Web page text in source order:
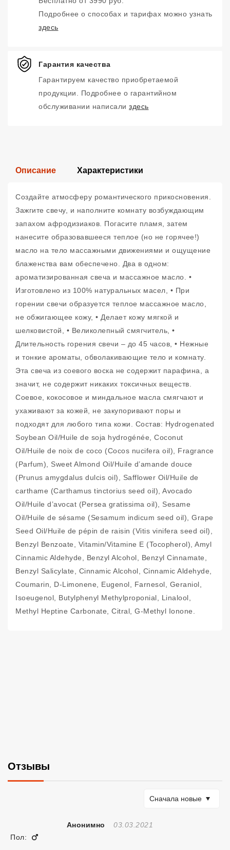
Подробнее о способах и тарифах можно узнать
здесь
Гарантия качества
Гарантируем качество приобретаемой
продукции. Подробнее о гарантийном
обслуживании написали здесь
Описание Характеристики
Создайте атмосферу романтического прикосновения.
Зажгите свечу, и наполните комнату возбуждающим
запахом афродизиаков. Погасите пламя, затем
нанесите образовавшееся теплое (но не горячее!)
масло на тело массажными движениями и ощущение
блаженства вам обеспечено. Два в одном:
ароматизированная свеча и массажное масло. •
Изготовлено из 100% натуральных масел, • При
горении свечи образуется теплое массажное масло,
не обжигающее кожу, • Делает кожу мягкой и
шелковистой, • Великолепный смягчитель, •
Длительность горения свечи – до 45 часов, • Нежные
и тонкие ароматы, обволакивающие тело и комнату.
Эта свеча из соевого воска не содержит парафина, а
значит, не содержит никаких токсичных веществ.
Соевое, кокосовое и миндальное масла смягчают и
ухаживают за кожей, не закупоривают поры и
подходят для любого типа кожи. Состав: Hydrogenated
Soybean Oil/Huile de soja hydrogénée, Coconut
Oil/Huile de noix de coco (Cocos nucifera oil), Fragrance
(Parfum), Sweet Almond Oil/Huile d’amande douce
(Prunus amygdalus dulcis oil), Safflower Oil/Huile de
carthame (Carthamus tinctorius seed oil), Avocado
Oil/Huile d’avocat (Persea gratissima oil), Sesame
Oil/Huile de sésame (Sesamum indicum seed oil), Grape
Seed Oil/Huile de pépin de raisin (Vitis vinifera seed oil),
Benzyl Benzoate, Vitamin/Vitamine E (Tocopherol), Amyl
Cinnamic Aldehyde, Benzyl Alcohol, Benzyl Cinnamate,
Benzyl Salicylate, Cinnamic Alcohol, Cinnamic Aldehyde,
Coumarin, D-Limonene, Eugenol, Farnesol, Geraniol,
Isoeugenol, Butylphenyl Methylproponial, Linalool,
Methyl Heptine Carbonate, Citral, G-Methyl Ionone.
Отзывы
Сортировать по
Сначала новые
Анонимно Отзыв Создан
03.03.2021
Пол: